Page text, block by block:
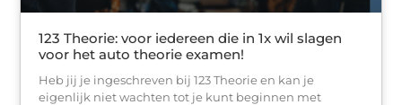
123 Theorie: voor iedereen die in 1x wil slagen
voor het auto theorie examen!
Heb jij je ingeschreven bij 123 Theorie en kan je
eigenlijk niet wachten tot je kunt beginnen met